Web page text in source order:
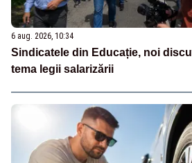
6 aug. 2026, 10:34
Sindicatele din Educație, noi
tema legii salarizării